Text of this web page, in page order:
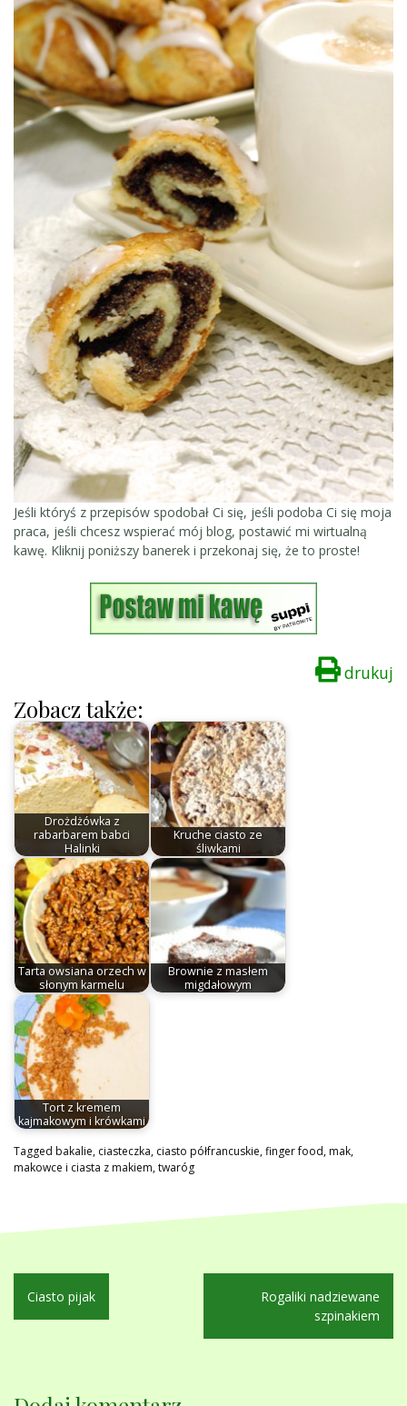
Jeśli któryś z przepisów spodobał Ci się, jeśli podoba Ci się moja
praca, jeśli chcesz wspierać mój blog, postawić mi wirtualną
kawę. Kliknij poniższy banerek i przekonaj się, że to proste!
drukuj
Zobacz także:
Drożdżówka z
rabarbarem babci
Halinki
Kruche ciasto ze
śliwkami
Tarta owsiana orzech w
słonym karmelu
Brownie z masłem
migdałowym
Tort z kremem
kajmakowym i krówkami
Tagged bakalie, ciasteczka, ciasto półfrancuskie,finger food,mak,
makowce i ciasta z makiem,twaróg
Nawigacja
wpisu
Ciasto pijak
Rogaliki nadziewane
szpinakiem